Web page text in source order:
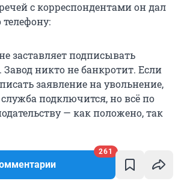
261
с корреспондентами он дал
заставляет подписывать
Завод никто не банкротит. Если
заявление на увольнение,
подключится, но всё по
— как положено, так
завод ищет резервы для
производства, поэтому